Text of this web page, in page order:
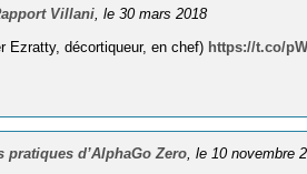
Villani, le 30 mars 2018
Ezratty, décortiqueur, en chef) https://t.co/
pratiques d’AlphaGo Zero , le 10 novembre